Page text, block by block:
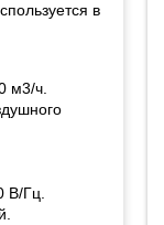
в
м3/ч.
В/Гц.